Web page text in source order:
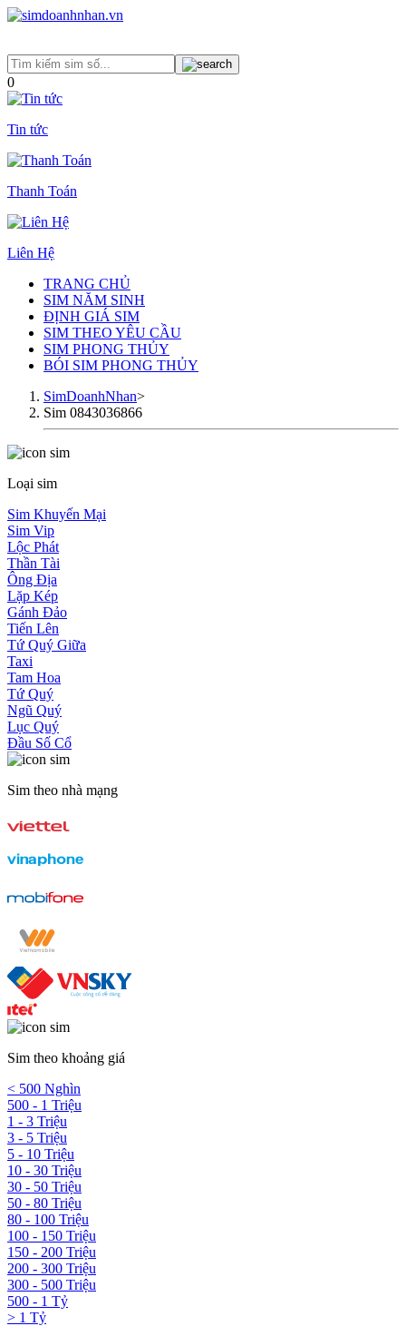
0
Tin tức
Thanh Toán
Liên Hệ
TRANG CHỦ
SIM NĂM SINH
ĐỊNH GIÁ SIM
SIM THEO YÊU CẦU
SIM PHONG THỦY
BÓI SIM PHONG THỦY
SimDoanhNhan>
Sim 0843036866
Loại sim
Sim Khuyến Mại
Sim Vip
Lộc Phát
Thần Tài
Ông Địa
Lặp Kép
Gánh Đảo
Tiến Lên
Tứ Quý Giữa
Taxi
Tam Hoa
Tứ Quý
Ngũ Quý
Lục Quý
Đầu Số Cổ
Sim theo nhà mạng
Sim theo khoảng giá
< 500 Nghìn
500 - 1 Triệu
1 - 3 Triệu
3 - 5 Triệu
5 - 10 Triệu
10 - 30 Triệu
30 - 50 Triệu
50 - 80 Triệu
80 - 100 Triệu
100 - 150 Triệu
150 - 200 Triệu
200 - 300 Triệu
300 - 500 Triệu
500 - 1 Tỷ
> 1 Tỷ